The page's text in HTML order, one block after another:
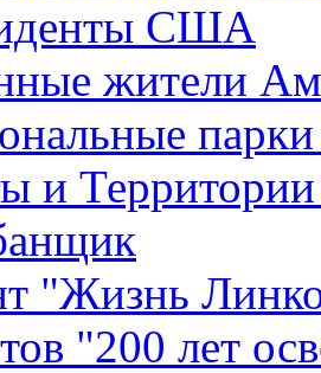
США
жители
и
"Жизнь
"200 лет